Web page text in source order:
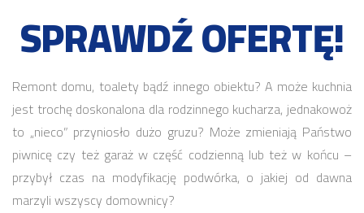
SPRAWDŹ OFERTĘ!
Remont domu, toalety bądź innego obiektu? A może kuchnia
jest trochę doskonalona dla rodzinnego kucharza, jednakowoż
to „nieco” przyniosło dużo gruzu? Może zmieniają Państwo
piwnicę czy też garaż w część codzienną lub też w końcu –
przybył czas na modyfikację podwórka, o jakiej od dawna
marzyli wszyscy domownicy?